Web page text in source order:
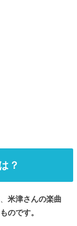
？
米津さんの楽曲
のです。